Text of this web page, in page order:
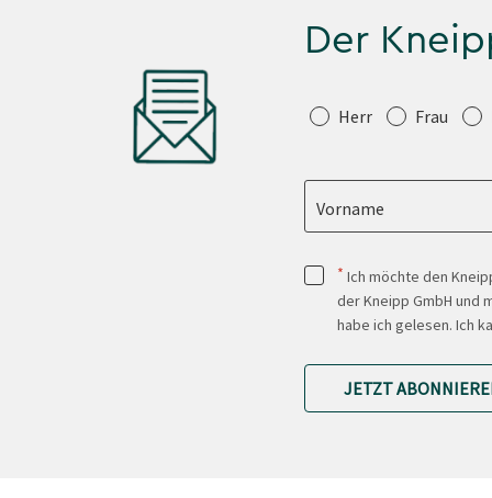
Der
Anrede
Herr Frau
Vorname
* Ich möchte den
der Kneipp GmbH und
habe ich gelesen. Ich
JETZT